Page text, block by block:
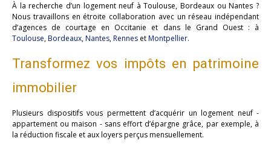
À la recherche d’un logement neuf à Toulouse, Bordeaux ou Nantes ?
Nous travaillons en étroite collaboration avec un réseau indépendant
d’agences de courtage en Occitanie et dans le Grand Ouest : à
Toulouse,Bordeaux,Nantes,Rennes etMontpellier.
Transformez vos impôts en patrimoine
immobilier
Plusieurs dispositifs vous permettent d’acquérir un logement neuf -
appartement ou maison - sans effort d’épargne grâce, par exemple, à
la réduction fiscale et aux loyers perçus mensuellement.